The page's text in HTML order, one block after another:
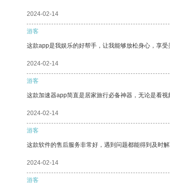
2024-02-14
游客
这款app是我娱乐的好帮手，让我能够放松身心，享受
2024-02-14
游客
这款加速器app简直是居家旅行必备神器，无论是看
2024-02-14
游客
这款软件的售后服务非常好，遇到问题都能得到及时解
2024-02-14
游客